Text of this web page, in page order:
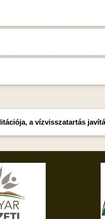
a vízvisszatartás